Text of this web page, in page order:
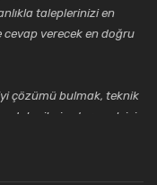
taleplerinizi en
cevap verecek en doğru
çözümü bulmak, teknik
daha ileriye taşımak için